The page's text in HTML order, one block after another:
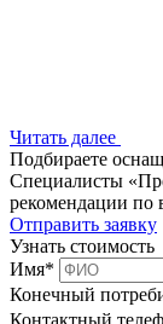
Читать далее
Подбираете
Специалисты
рекомендации по
Отправить заявку
Узнать стоимость
Имя*
Конечный
Контактный